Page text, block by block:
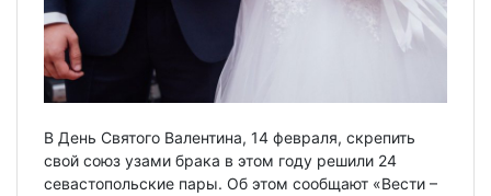
В День Святого Валентина, 14 февраля, скрепить
свой союз узами брака в этом году решили 24
севастопольские пары. Об этом сообщают «Вести –